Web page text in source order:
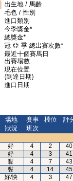
出生地 / 馬齡
毛色 / 性別
進口類別
今季獎金*
總獎金*
冠-亞-季-總出賽次數*
最近十個賽馬日
出賽場數
現在位置
(到達日期)
進口日期
場地
狀況
賽事
班次
檔位 評
好 4 2
40
好 4 3
41
黏 4 7
43
黏 4 14
45
好/快 4 3
47